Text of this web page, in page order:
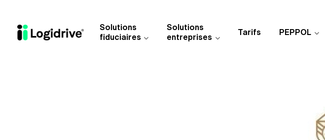
Solutions
fiduciaires
Solutions
entreprises
Tarifs PEPPOL